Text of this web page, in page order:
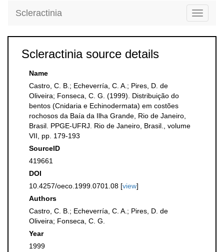
Toggle
Scleractinia
Scleractinia source details
Name
Castro, C. B.; Echeverría, C. A.; Pires, D. de
Oliveira; Fonseca, C. G. (1999). Distribuição do
bentos (Cnidaria e Echinodermata) em costões
rochosos da Baía da Ilha Grande, Rio de Janeiro,
Brasil. PPGE-UFRJ. Rio de Janeiro, Brasil., volume
VII, pp. 179-193
SourceID
419661
DOI
10.4257/oeco.1999.0701.08 [view]
Authors
Castro, C. B.; Echeverría, C. A.; Pires, D. de
Oliveira; Fonseca, C. G.
Year
1999